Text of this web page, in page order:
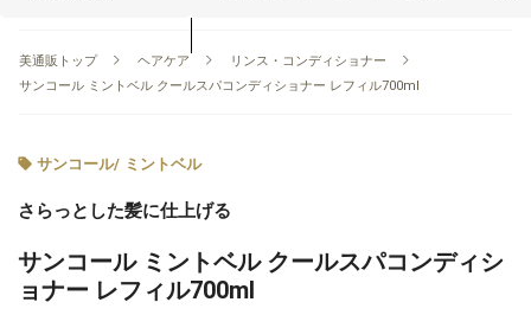
美通販トップ ヘアケア
リンス・コンディショナー
サンコール ミントベル クールスパコンディショナー レフィル700ml
サンコール/ ミントベル
さらっとした髪に仕上げる
サンコール ミントベル クールスパコンディシ
ョナー レフィル700ml